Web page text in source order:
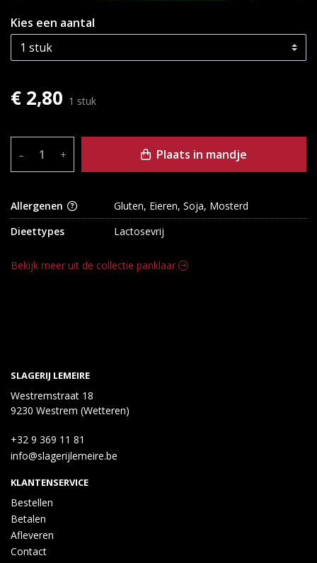
Kies een aantal
€ 2,80 1 stuk
– + Plaats in mandje
Allergenen
Gluten, Eieren, Soja, Mosterd
Dieettypes
Lactosevrij
Bekijk meer uit de collectie panklaar
SLAGERIJ LEMEIRE
Westremstraat 18
9230 Westrem (Wetteren)
+32 9 369 11 81
info@slagerijlemeire.be
KLANTENSERVICE
Bestellen
Betalen
Afleveren
Contact